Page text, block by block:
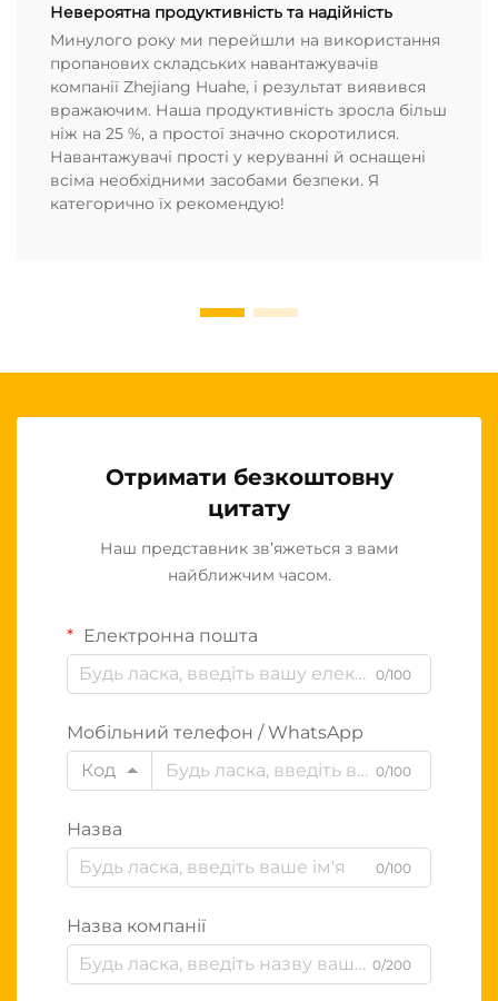
Невероятна продуктивність та надійність
Минулого року ми перейшли на використання
пропанових складських навантажувачів
компанії Zhejiang Huahe, і результат виявився
вражаючим. Наша продуктивність зросла більш
ніж на 25 %, а простої значно скоротилися.
Навантажувачі прості у керуванні й оснащені
всіма необхідними засобами безпеки. Я
категорично їх рекомендую!
Отримати безкоштовну
цитату
Наш представник зв’яжеться з вами
найближчим часом.
Електронна пошта
0/100
Мобільний телефон / WhatsApp
Код
0/100
Назва
0/100
Назва компанії
0/200